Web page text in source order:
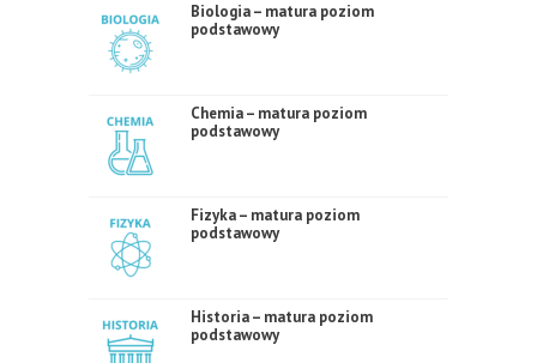
Biologia – matura poziom
podstawowy
Chemia – matura poziom
podstawowy
Fizyka – matura poziom
podstawowy
Historia – matura poziom
podstawowy